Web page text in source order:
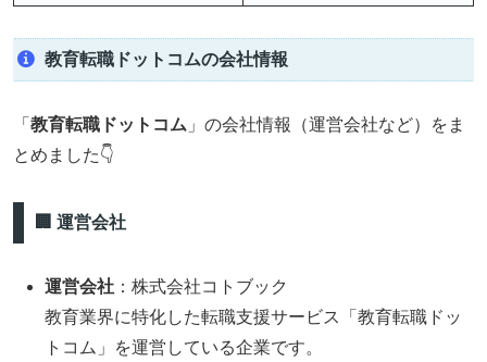
教育転職ドットコムの会社情報
「 教育転職ドットコム 」の会社情報（運営会社など）をま
とめました👇
🏢 運営会社
運営会社 ：株式会社コトブック
教育業界に特化した転職支援サービス「教育転職ドッ
トコム」を運営している企業です。